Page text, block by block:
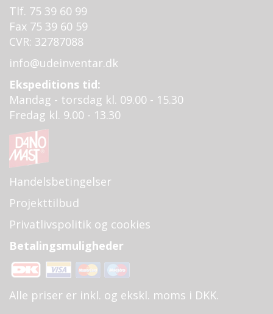
Tlf. 75 39 60 99
Fax 75 39 60 59
CVR: 32787088
info@udeinventar.dk
Ekspeditions tid:
Mandag - torsdag kl. 09.00 - 15.30
Fredag kl. 9.00 - 13.30
Handelsbetingelser
Projekttilbud
Privatlivspolitik og cookies
Betalingsmuligheder
Alle priser er inkl. og ekskl. moms i DKK.